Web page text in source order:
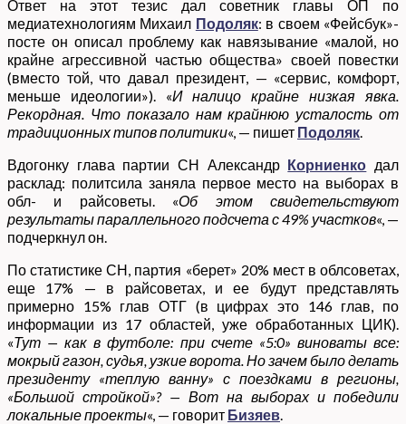
Ответ на этот тезис дал советник главы ОП по
медиатехнологиям Михаил Подоляк: в своем «Фейсбук»-
посте он описал проблему как навязывание «малой, но
крайне агрессивной частью общества» своей повестки
(вместо той, что давал президент, — «сервис, комфорт,
меньше идеологии»). «И налицо крайне низкая явка.
Рекордная. Что показало нам крайнюю усталость от
традиционных типов политики«, — пишет Подоляк
Вдогонку глава партии СН Александр Корниенко дал
расклад: политсила заняла первое место на выборах в
обл- и райсоветы. «Об этом свидетельствуют
результаты параллельного подсчета с 49% участков«, —
подчеркнул он.
По статистике СН, партия «берет» 20% мест в облсоветах,
еще 17% — в райсоветах, и ее будут представлять
примерно 15% глав ОТГ (в цифрах это 146 глав, по
информации из 17 областей, уже обработанных ЦИК).
«Тут — как в футболе: при счете «5:0» виноваты все:
мокрый газон, судья, узкие ворота. Но зачем было делать
президенту «теплую ванну» с поездками в регионы,
«Большой стройкой»? — Вот на выборах и победили
локальные проекты«, — говорит Бизяев